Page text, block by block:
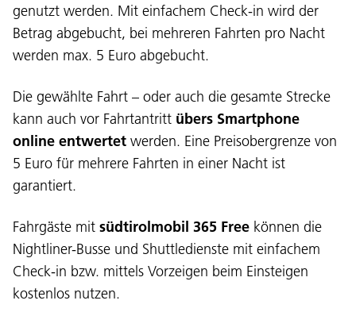
genutzt werden. Mit einfachem Check-in wird der
Betrag abgebucht, bei mehreren Fahrten pro Nacht
werden max. 5 Euro abgebucht.
Die gewählte Fahrt – oder auch die gesamte Strecke
kann auch vor Fahrtantritt übers Smartphone
online entwertet werden. Eine Preisobergrenze von
5 Euro für mehrere Fahrten in einer Nacht ist
garantiert.
Fahrgäste mit südtirolmobil 365 Free können die
Nightliner-Busse und Shuttledienste mit einfachem
Check-in bzw. mittels Vorzeigen beim Einsteigen
kostenlos nutzen.